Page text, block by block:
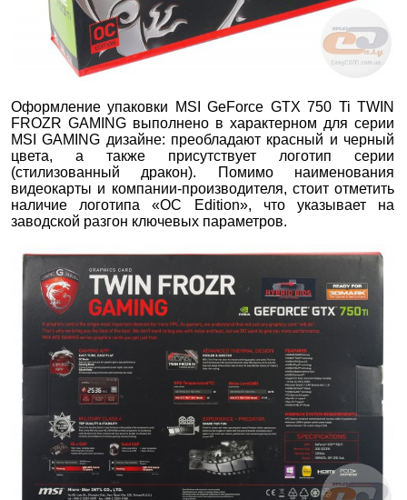
Оформление упаковки MSI GeForce GTX 750 Ti TWIN
FROZR GAMING выполнено в характерном для серии
MSI GAMING дизайне: преобладают красный и черный
цвета, а также присутствует логотип серии
(стилизованный дракон). Помимо наименования
видеокарты и компании-производителя, стоит отметить
наличие логотипа «OC Edition», что указывает на
заводской разгон ключевых параметров.